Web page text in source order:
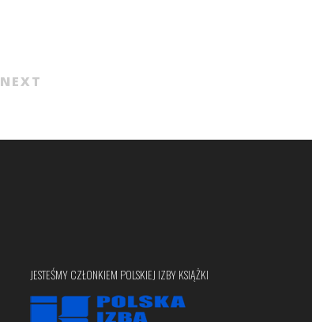
NEXT
JESTEŚMY CZŁONKIEM POLSKIEJ IZBY KSIĄŻKI